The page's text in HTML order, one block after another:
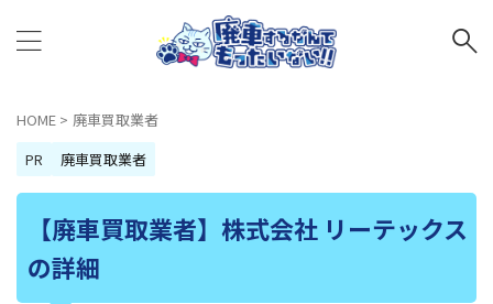
HOME > 廃車買取業者
PR
廃車買取業者
【廃車買取業者】株式会社 リーテックス
の詳細